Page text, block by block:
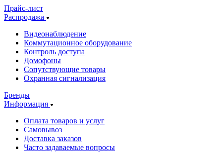
Прайс-лист
Распродажа
Видеонаблюдение
Коммутационное оборудование
Контроль доступа
Домофоны
Сопутствующие товары
Охранная сигнализация
Бренды
Информация
Оплата товаров и услуг
Самовывоз
Доставка заказов
Часто задаваемые вопросы